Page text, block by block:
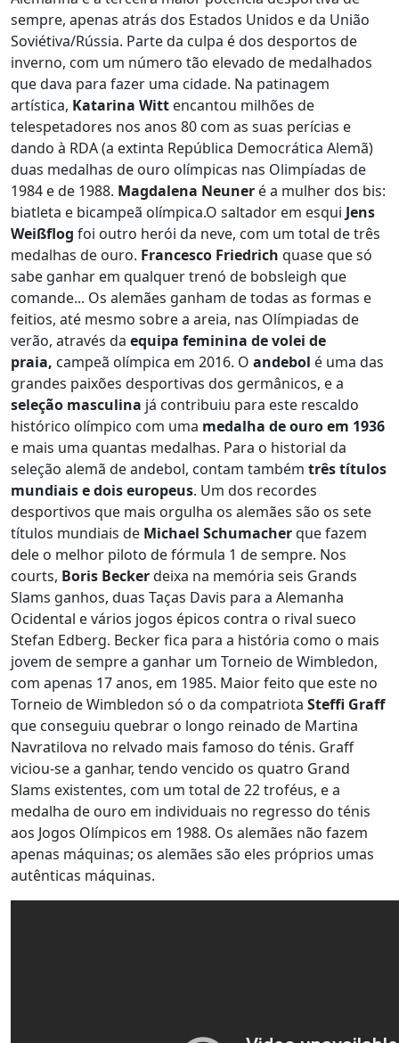
sempre, apenas atrás dos Estados Unidos e da União
Soviétiva/Rússia. Parte da culpa é dos desportos de
inverno, com um número tão elevado de medalhados
que dava para fazer uma cidade. Na patinagem
artística, Katarina Witt encantou milhões de
telespetadores nos anos 80 com as suas perícias e
dando à RDA (a extinta República Democrática Alemã)
duas medalhas de ouro olímpicas nas Olimpíadas de
1984 e de 1988. Magdalena Neuner é a mulher dos bis:
biatleta e bicampeã olímpica.O saltador em esqui Jens
Weißflog foi outro herói da neve, com um total de três
medalhas de ouro. Francesco Friedrich quase que só
sabe ganhar em qualquer trenó de bobsleigh que
comande... Os alemães ganham de todas as formas e
feitios, até mesmo sobre a areia, nas Olímpiadas de
verão, através da equipa feminina de volei de
praia, campeã olímpica em 2016. O andebol é uma das
grandes paixões desportivas dos germânicos, e a
seleção masculina já contribuiu para este rescaldo
histórico olímpico com uma medalha de ouro em 1936
e mais uma quantas medalhas. Para o historial da
seleção alemã de andebol, contam também três títulos
mundiais e dois europeus. Um dos recordes
desportivos que mais orgulha os alemães são os sete
títulos mundiais de Michael Schumacherque fazem
dele o melhor piloto de fórmula 1 de sempre. Nos
courts, Boris Beckerdeixa na memória seis Grands
Slams ganhos, duas Taças Davis para a Alemanha
Ocidental e vários jogos épicos contra o rival sueco
Stefan Edberg. Becker fica para a história como o mais
jovem de sempre a ganhar um Torneio de Wimbledon,
com apenas 17 anos, em 1985. Maior feito que este no
Torneio de Wimbledon só o da compatriota Steffi Graff
que conseguiu quebrar o longo reinado de Martina
Navratilova no relvado mais famoso do ténis. Graff
viciou-se a ganhar, tendo vencido os quatro Grand
Slams existentes, com um total de 22 troféus, e a
medalha de ouro em individuais no regresso do ténis
aos Jogos Olímpicos em 1988. Os alemães não fazem
apenas máquinas; os alemães são eles próprios umas
autênticas máquinas.